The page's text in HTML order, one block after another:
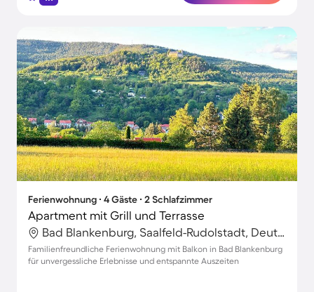
Ferienwohnung ∙ 4 Gäste ∙ 2 Schlafzimmer
Apartment mit Grill und Terrasse
Bad Blankenburg, Saalfeld-Rudolstadt, Deutschland
Familienfreundliche Ferienwohnung mit Balkon in Bad Blankenburg
für unvergessliche Erlebnisse und entspannte Auszeiten